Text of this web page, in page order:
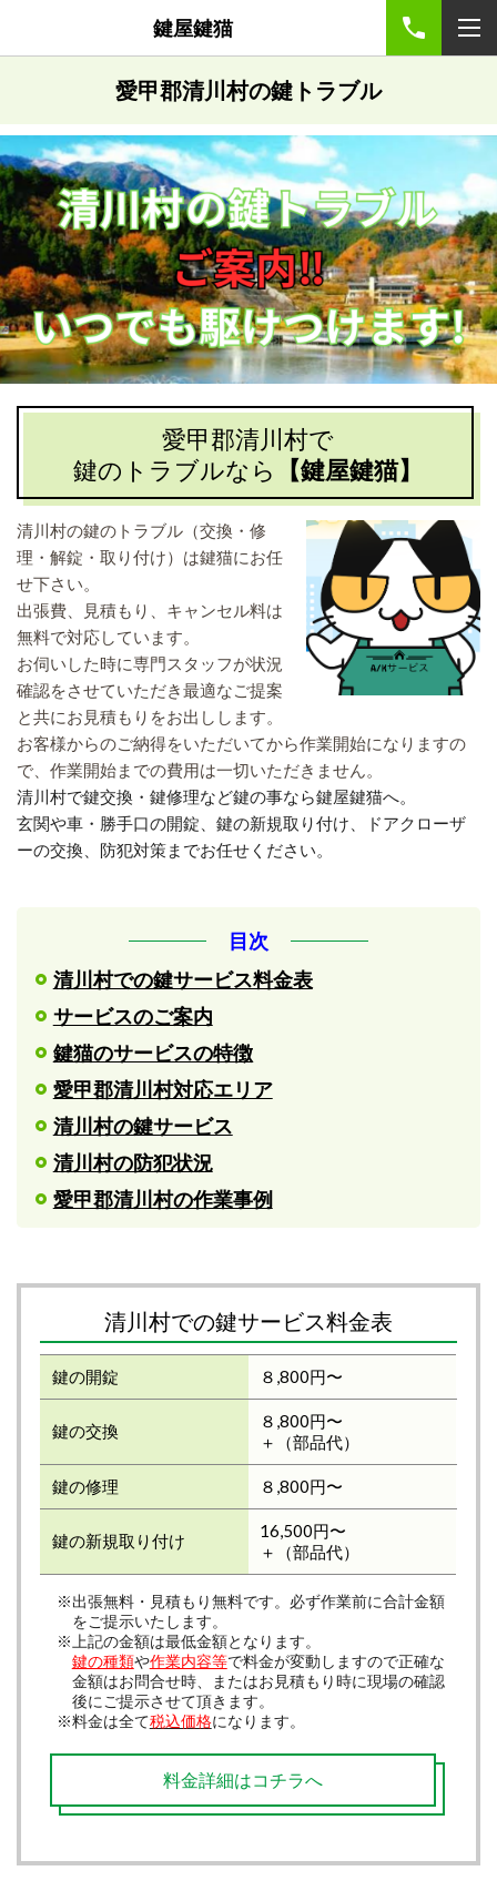
鍵屋鍵猫
愛甲郡清川村の鍵トラブル
愛甲郡清川村で
鍵のトラブルなら
【鍵屋鍵猫】
清川村の鍵のトラブル（交換・修
理・解錠・取り付け）は鍵猫にお任
せ下さい。
出張費、見積もり、キャンセル料は
無料で対応しています。
お伺いした時に専門スタッフが状況
確認をさせていただき最適なご提案
と共にお見積もりをお出しします。
お客様からのご納得をいただいてから作業開始になりますの
で、作業開始までの費用は一切いただきません。
清川村で鍵交換・鍵修理など鍵の事なら鍵屋鍵猫へ。
玄関や車・勝手口の開錠、鍵の新規取り付け、ドアクローザ
ーの交換、防犯対策までお任せください。
目次
清川村での鍵サービス料金表
サービスのご案内
鍵猫のサービスの特徴
愛甲郡清川村対応エリア
清川村の鍵サービス
清川村の防犯状況
愛甲郡清川村の作業事例
清川村での鍵サービス料金表
鍵の開錠 ８,800円〜
鍵の交換
８,800円〜
＋（部品代）
鍵の修理 ８,800円〜
鍵の新規取り付け
16,500円〜
＋（部品代）
※出張無料・見積もり無料です。必ず作業前に合計金額
をご提示いたします。
※上記の金額は最低金額となります。
鍵の種類や作業内容等で料金が変動しますので正確な
金額はお問合せ時、またはお見積もり時に現場の確認
後にご提示させて頂きます。
※料金は全て税込価格になります。
料金詳細はコチラへ